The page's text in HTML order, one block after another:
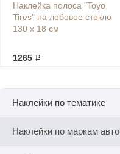
Наклейка полоса "Toyo
Tires" на лобовое стекло
130 х 18 см
1265 ₽
Наклейки по тематике
Наклейки по маркам авто